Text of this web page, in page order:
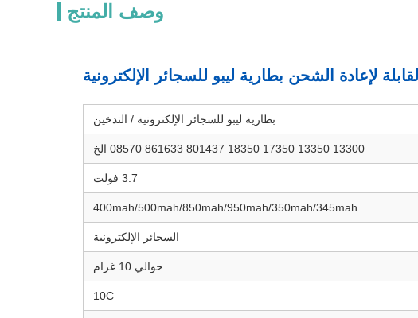
وصف المنتج
بطارية ليبو للسجائر الإلكترونية / التدخين
13300 13350 17350 18350 801437 861633 08570 الخ
3.7 فولت
400mah/500mah/850mah/950mah/350mah/345mah
السجائر الإلكترونية
حوالي 10 غرام
10C